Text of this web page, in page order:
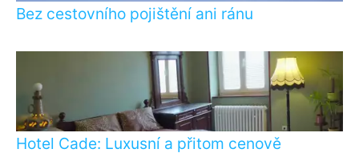
Bez cestovního pojištění ani ránu
Hotel Cade: Luxusní a přitom cenově